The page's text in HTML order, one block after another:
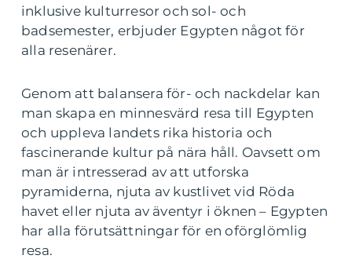
inklusive kulturresor och sol- och
badsemester, erbjuder Egypten något för
alla resenärer.
Genom att balansera för- och nackdelar kan
man skapa en minnesvärd resa till Egypten
och uppleva landets rika historia och
fascinerande kultur på nära håll. Oavsett om
man är intresserad av att utforska
pyramiderna, njuta av kustlivet vid Röda
havet eller njuta av äventyr i öknen – Egypten
har alla förutsättningar för en oförglömlig
resa.